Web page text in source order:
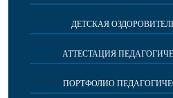
ДЕТСКАЯ
АТТЕСТАЦИЯ
ПОРТФОЛИО